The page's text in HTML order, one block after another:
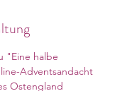
"Eine halbe
Adventsandacht
Ostengland